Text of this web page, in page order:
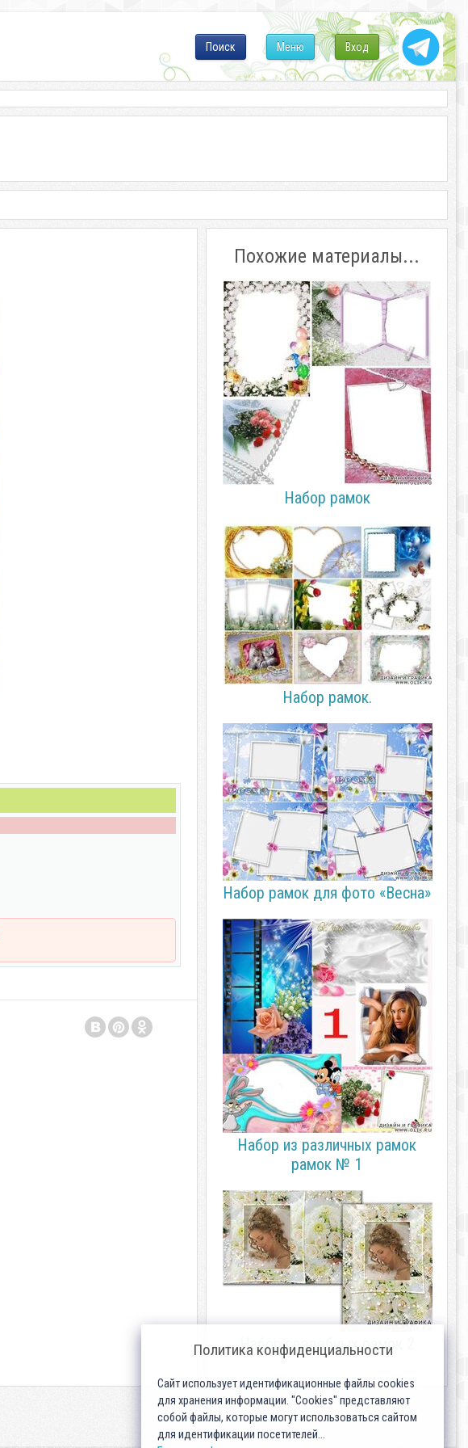
Вход
Меню
Поиск
Похожие материалы...
Набор рамок
Набор рамок.
Набор рамок для фото «Весна»
Набор из различных рамок
рамок № 1
Набор свадебных рамок 2
Политика конфиденциальности
Сайт использует идентификационные файлы cookies
для хранения информации. "Cookies" представляют
собой файлы, которые могут использоваться сайтом
для идентификации посетителей...